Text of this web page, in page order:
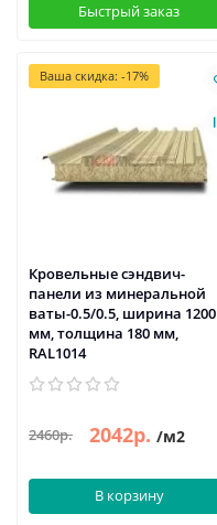
Быстрый заказ
Ваша скидка: -17%
Кровельные сэндвич-
панели из минеральной
ваты-0.5/0.5, ширина 1200
мм, толщина 180 мм,
RAL1014
2460р. 2042р. /м2
В корзину